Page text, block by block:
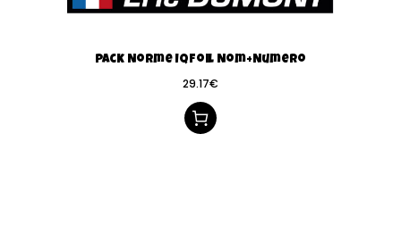
Pack Norme IQFoil Nom+Numero
29.17€